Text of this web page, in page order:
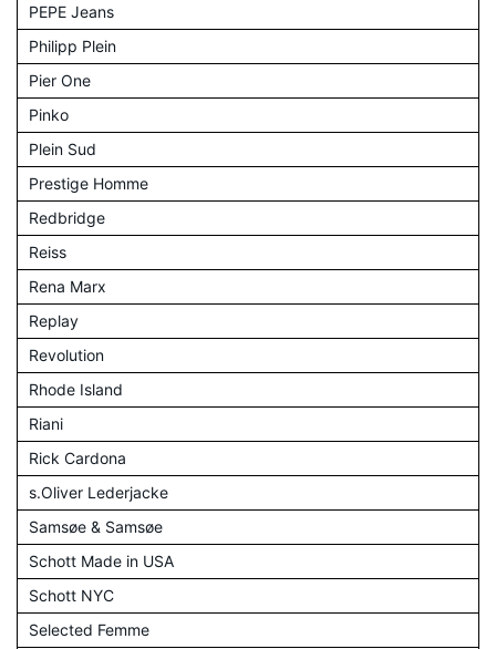
PEPE Jeans
Philipp Plein
Pier One
Pinko
Plein Sud
Prestige Homme
Redbridge
Reiss
Rena Marx
Replay
Revolution
Rhode Island
Riani
Rick Cardona
s.Oliver Lederjacke
Samsøe & Samsøe
Schott Made in USA
Schott NYC
Selected Femme